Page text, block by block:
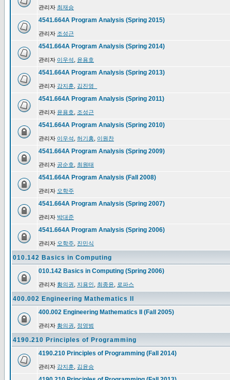
관리자 최재승
4541.664A Program Analysis (Spring 2015)
관리자 조성근
4541.664A Program Analysis (Spring 2014)
관리자 이우석 윤용호
4541.664A Program Analysis (Spring 2013)
관리자 강지훈 김진영_
4541.664A Program Analysis (Spring 2011)
관리자 윤용호 조성근
4541.664A Program Analysis (Spring 2010)
관리자 이우석 허기홍 이원찬
4541.664A Program Analysis (Spring 2009)
관리자 공순호 최원태
4541.664A Program Analysis (Fall 2008)
관리자 오학주
4541.664A Program Analysis (Spring 2007)
관리자 박대준
4541.664A Program Analysis (Spring 2006)
관리자 오학주 진민식
010.142 Basics in Computing
010.142 Basics in Computing (Spring 2006)
관리자 황의권 지용인 최종윤 로파스
400.002 Engineering Mathematics II
400.002 Engineering Mathematics II (Fall 2005)
관리자 황의권 정영범
4190.210 Principles of Programming
4190.210 Principles of Programming (Fall 2014)
관리자 강지훈 김윤승